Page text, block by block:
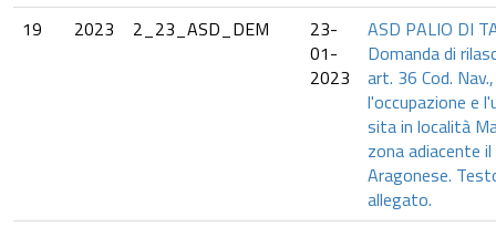
19
2023 2_23_ASD_DEM
23-
01-
2023
ASD PALIO DI
Domanda di
art. 36 Cod.
l'occupazione e
sita in località
zona adiacente
Aragonese.
allegato.